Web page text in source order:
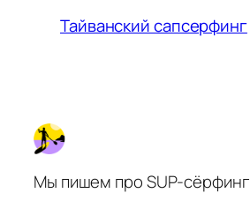
Тайванский сапсерфинг
Мы пишем про SUP-сёрфинг